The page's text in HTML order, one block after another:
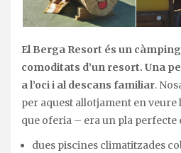
El Berga Resort és un
comoditats d’un resort. Una
a l’oci i al descans familiar.
per aquest allotjament en veure
que oferia – era un pla perfecte
dues piscines climatitzades